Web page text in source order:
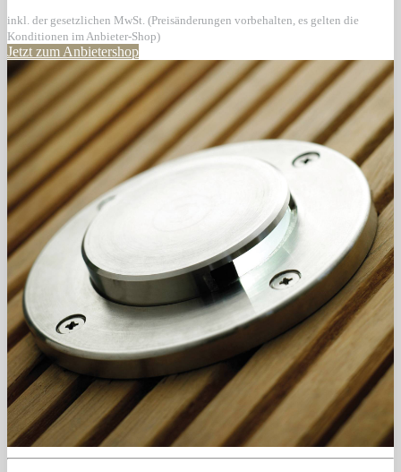
inkl. der gesetzlichen MwSt. (Preisänderungen vorbehalten, es gelten die
Konditionen im Anbieter-Shop)
Jetzt zum Anbietershop